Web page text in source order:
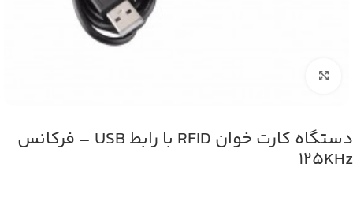
دستگاه کارت خوان RFID با رابط USB – فرکانس
125KHz